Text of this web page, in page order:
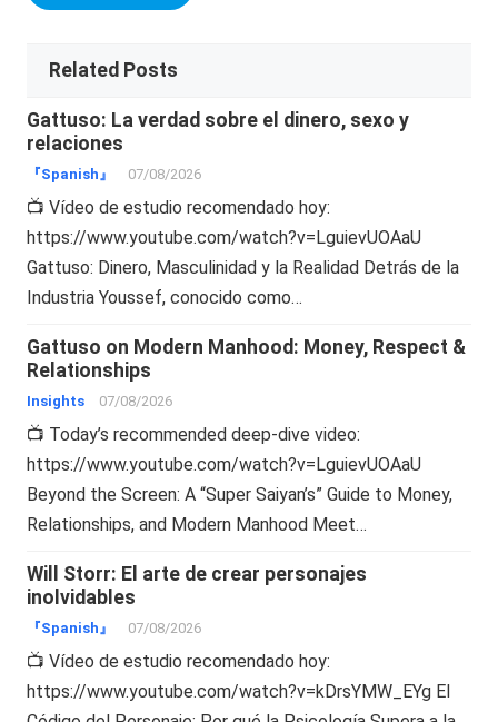
Related Posts
Gattuso: La verdad sobre el dinero, sexo y
relaciones
『Spanish』 07/08/2026
📺 Vídeo de estudio recomendado hoy:
https://www.youtube.com/watch?v=LguievUOAaU
Gattuso: Dinero, Masculinidad y la Realidad Detrás de la
Industria Youssef, conocido como…
Gattuso on Modern Manhood: Money, Respect &
Relationships
Insights 07/08/2026
📺 Today’s recommended deep-dive video:
https://www.youtube.com/watch?v=LguievUOAaU
Beyond the Screen: A “Super Saiyan’s” Guide to Money,
Relationships, and Modern Manhood Meet…
Will Storr: El arte de crear personajes
inolvidables
『Spanish』 07/08/2026
📺 Vídeo de estudio recomendado hoy:
https://www.youtube.com/watch?v=kDrsYMW_EYg El